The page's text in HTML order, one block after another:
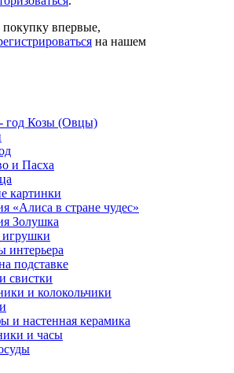
впервые,
на нашем
год Козы (Овцы)
и Пасха
картинки
«Алиса в стране чудес»
Золушка
интерьера
подставке
свистки
и колокольчики
и настенная керамика
и часы